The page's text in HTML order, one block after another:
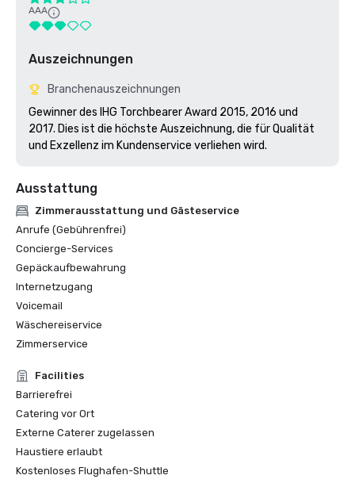
AAA
Auszeichnungen
Branchenauszeichnungen
Gewinner des IHG Torchbearer Award 2015, 2016 und
2017. Dies ist die höchste Auszeichnung, die für Qualität
und Exzellenz im Kundenservice verliehen wird.
Ausstattung
Zimmerausstattung und Gästeservice
Anrufe (Gebührenfrei)
Concierge-Services
Gepäckaufbewahrung
Internetzugang
Voicemail
Wäschereiservice
Zimmerservice
Facilities
Barrierefrei
Catering vor Ort
Externe Caterer zugelassen
Haustiere erlaubt
Kostenloses Flughafen-Shuttle